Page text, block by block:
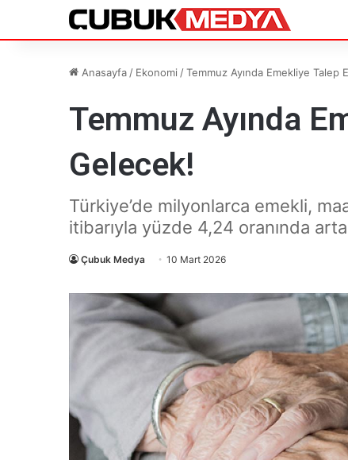
Anasayfa / Ekonomi /Temmuz Ayında Emekliye Talep
Temmuz Ayında
Gelecek!
Türkiye’de milyonlarca emekli,
itibarıyla yüzde 4,24 oranında
Çubuk Medya 10 Mart 2026